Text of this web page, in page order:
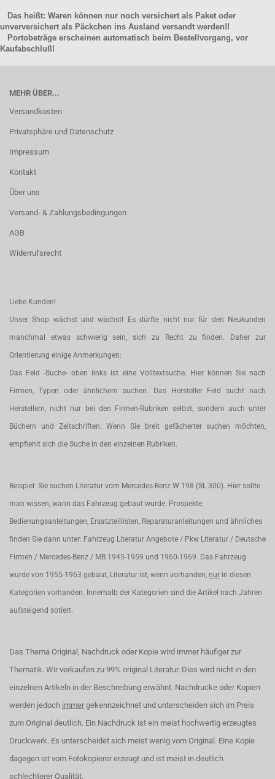
Das heißt: Waren können nur noch versichert als Paket oder
unverversichert als Päckchen ins Ausland versandt werden!!
Portobeträge erscheinen automatisch beim Bestellvorgang, vor
Kaufabschluß!
MEHR ÜBER...
Versandkosten
Privatsphäre und Datenschutz
Impressum
Kontakt
Über uns
Versand- & Zahlungsbedingungen
AGB
Widerrufsrecht
Liebe Kunden!
Unser Shop wächst und wächst! Es dürfte nicht nur für den Neukunden
manchmal etwas schwierig sein, sich zu Recht zu finden. Daher zur
Orientierung einige Anmerkungen:
Das Feld -Suche- oben links ist eine Volltextsuche. Hier können Sie nach
Firmen, Typen oder ähnlichem suchen. Das Hersteller Feld sucht nach
Herstellern, nicht nur bei den Firmen-Rubriken selbst, sondern auch unter
Büchern und Zeitschriften. Wenn Sie breit gefächerter suchen möchten,
empfiehlt sich die Suche in den einzelnen Rubriken.
Beispiel: Sie suchen Literatur vom Mercedes-Benz W 198 (SL 300). Hier sollte
man wissen, wann das Fahrzeug gebaut wurde. Prospekte,
Bedienungsanleitungen, Ersatzteillisten, Reparaturanleitungen und ähnliches
finden Sie dann unter: Fahrzeug Literatur Angebote / Pkw Literatur / Deutsche
Firmen / Mercedes-Benz / MB 1945-1959 und 1960-1969. Das Fahrzeug
wurde von 1955-1963 gebaut, Literatur ist, wenn vorhanden, nur in diesen
Kategorien vorhanden. Innerhalb der Kategorien sind die Artikel nach Jahren
aufsteigend sotiert.
Das Thema Original, Nachdruck oder Kopie wird immer häufiger zur
Thematik. Wir verkaufen zu 99% original Literatur. Dies wird nicht in den
einzelnen Artikeln in der Beschreibung erwähnt. Nachdrucke oder Kopien
werden jedoch immer gekennzeichnet und unterscheiden sich im Preis
zum Original deutlich. Ein Nachdruck ist ein meist hochwertig erzeugtes
Druckwerk. Es unterscheidet sich meist wenig vom Original. Eine Kopie
dagegen ist vom Fotokopierer erzeugt und ist meist in deutlich
schlechterer Qualität.